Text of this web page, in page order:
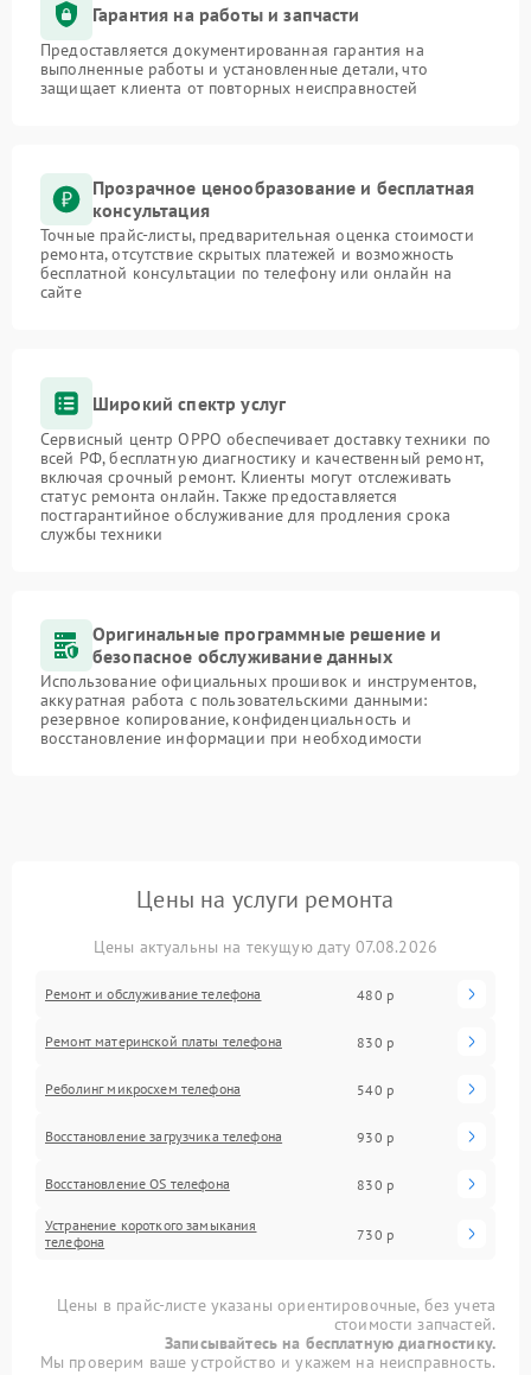
Гарантия на работы и запчасти
Предоставляется документированная гарантия на
выполненные работы и установленные детали, что
защищает клиента от повторных неисправностей
Прозрачное ценообразование и бесплатная
консультация
Точные прайс-листы, предварительная оценка стоимости
ремонта, отсутствие скрытых платежей и возможность
бесплатной консультации по телефону или онлайн на
сайте
Широкий спектр услуг
Сервисный центр OPPO обеспечивает доставку техники по
всей РФ, бесплатную диагностику и качественный ремонт,
включая срочный ремонт. Клиенты могут отслеживать
статус ремонта онлайн. Также предоставляется
постгарантийное обслуживание для продления срока
службы техники
Оригинальные программные решение и
безопасное обслуживание данных
Использование официальных прошивок и инструментов,
аккуратная работа с пользовательскими данными:
резервное копирование, конфиденциальность и
восстановление информации при необходимости
Цены на услуги ремонта
Цены актуальны на текущую дату 07.08.2026
Ремонт и обслуживание телефона 480 р
Ремонт материнской платы телефона 830 р
Реболинг микросхем телефона 540 р
Восстановление загрузчика телефона 930 р
Восстановление OS телефона 830 р
Устранение короткого замыкания
телефона
730 р
Цены в прайс-листе указаны ориентировочные, без учета
стоимости запчастей.
Записывайтесь на бесплатную диагностику.
Мы проверим ваше устройство и укажем на неисправность.